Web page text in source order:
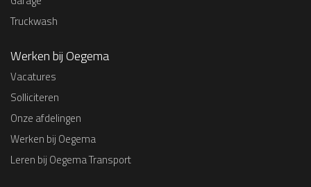
Truckwash
Werken bij Oegema
Vacatures
Solliciteren
Onze afdelingen
Werken bij Oegema
Leren bij Oegema Transport